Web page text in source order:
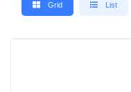
Grid List